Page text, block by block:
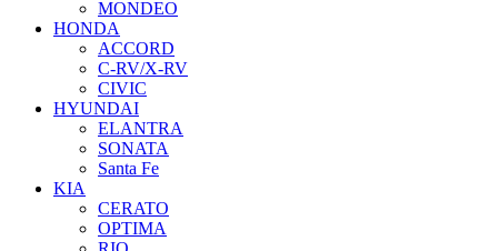
MONDEO
HONDA
ACCORD
C-RV/X-RV
CIVIC
HYUNDAI
ELANTRA
SONATA
Santa Fe
KIA
CERATO
OPTIMA